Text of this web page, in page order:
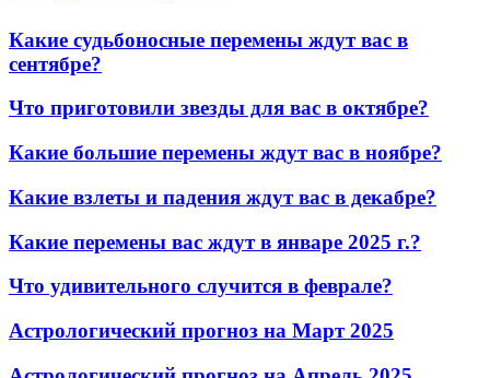
Какие судьбоносные перемены ждут вас в
сентябре?
Что приготовили звезды для вас в октябре?
Какие большие перемены ждут вас в ноябре?
Какие взлеты и падения ждут вас в декабре?
Какие перемены вас ждут в январе 2025 г.?
Что удивительного случится в феврале?
Астрологический прогноз на Март 2025